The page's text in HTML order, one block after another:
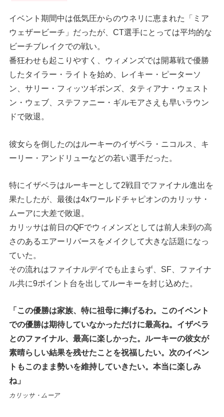
イベント期間中は低気圧からのウネリに恵まれた「ミア
ウェザービーチ」だったが、CT選手にとっては平均的な
ビーチブレイクでの戦い。
番狂わせも起こりやすく、ウィメンズでは開幕戦で優勝
したタイラー・ライトを始め、レイキー・ピーターソ
ン、サリー・フィッツギボンズ、タティアナ・ウェスト
ン・ウェブ、ステファニー・ギルモアさえも早いラウン
ドで敗退。
彼女らを倒したのはルーキーのイザベラ・ニコルス、キ
ーリー・アンドリューなどの若い選手だった。
特にイザベラはルーキーとして2戦目でファイナル進出を
果たしたが、最後は4xワールドチャピオンのカリッサ・
ムーアに大差で敗退。
カリッサは前日のQFでウィメンズとしては前人未到の高
さのあるエアーリバースをメイクして大きな話題になっ
ていた。
その流れはファイナルデイでも止まらず、SF、ファイナ
ル共に9ポイント台を出してルーキーを封じ込めた。
「この優勝は家族、特に祖母に捧げるわ。このイベント
での優勝は期待していなかっただけに最高ね。イザベラ
とのファイナル、最高に楽しかった。ルーキーの彼女が
素晴らしい結果を残せたことを祝福したい。次のイベン
トもこのまま勢いを維持していきたい。本当に楽しみ
ね」
カリッサ・ムーア